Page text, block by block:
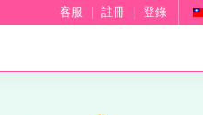
客服 註冊 登錄